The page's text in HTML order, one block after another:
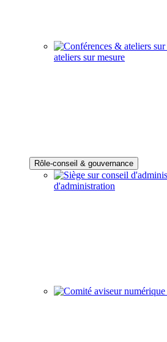
ateliers sur mesure
Rôle-conseil & gouvernance
d'administration